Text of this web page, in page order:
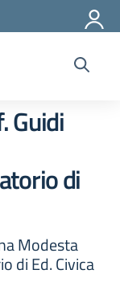
Guidi
di
Modesta
di Ed. Civica